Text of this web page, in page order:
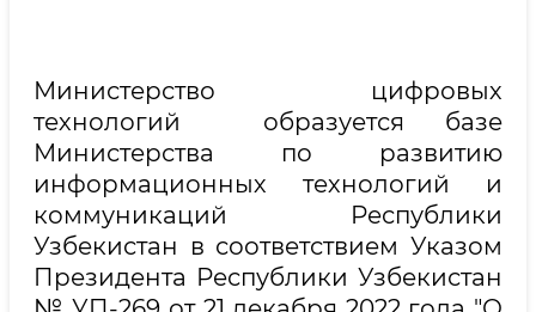
Министерство цифровых
технологий образуется базе
Министерства по развитию
информационных технологий и
коммуникаций Республики
Узбекистан в соответствием Указом
Президента Республики Узбекистан